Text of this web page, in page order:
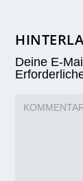
Deine E-